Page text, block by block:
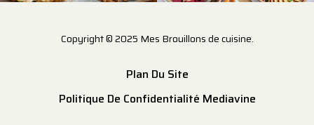
Copyright © 2025 Mes Brouillons de cuisine.
Plan Du Site
Politique De Confidentialité Mediavine